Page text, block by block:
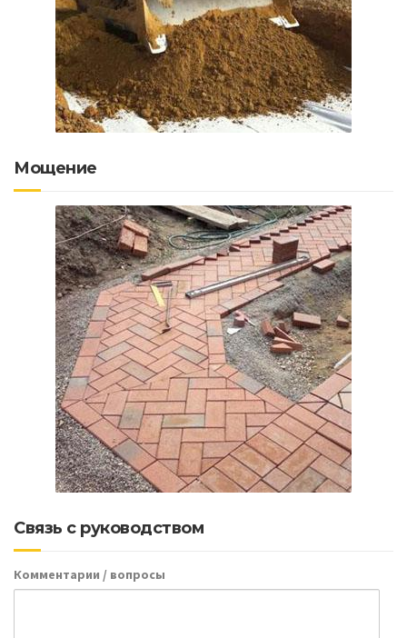
Мощение
Связь с руководством
Комментарии / вопросы